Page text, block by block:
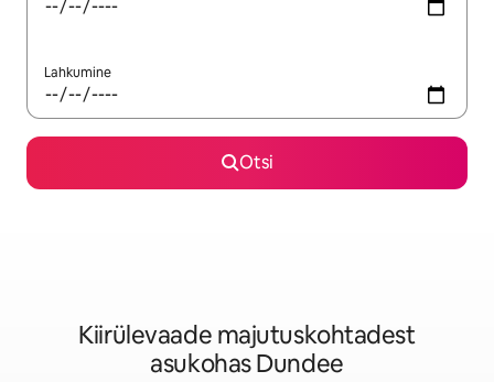
Lahkumine
Otsi
Kiirülevaade majutuskohtadest
asukohas Dundee